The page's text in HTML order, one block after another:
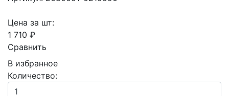
Цена за шт:
1 710 ₽
Сравнить
В избранное
Количество: